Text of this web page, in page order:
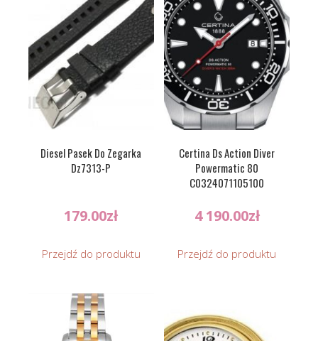
Diesel Pasek Do Zegarka
Dz7313-P
179.00zł
Przejdź do produktu
Certina Ds Action Diver
Powermatic 80
C0324071105100
4 190.00zł
Przejdź do produktu